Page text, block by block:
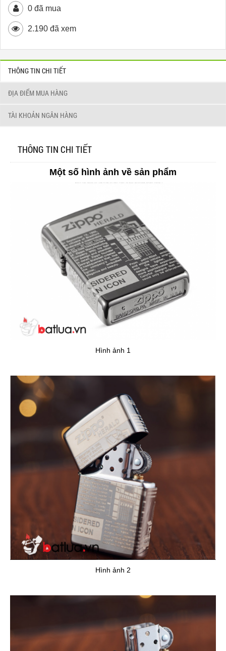
0 đã mua
2.190 đã xem
THÔNG TIN CHI TIẾT
ĐỊA ĐIỂM MUA HÀNG
TÀI KHOẢN NGÂN HÀNG
THÔNG TIN CHI TIẾT
Một số hình ảnh về sản phẩm
Hình ảnh 1
Hình ảnh 2